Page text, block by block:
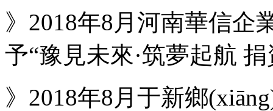
》2018年8月河南華信企
予“豫見未來·筑夢起航
》2018年8月于新鄉